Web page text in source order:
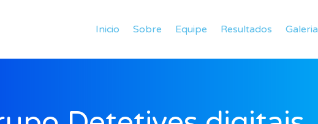
Inicio Sobre Equipe Resultados Galeria